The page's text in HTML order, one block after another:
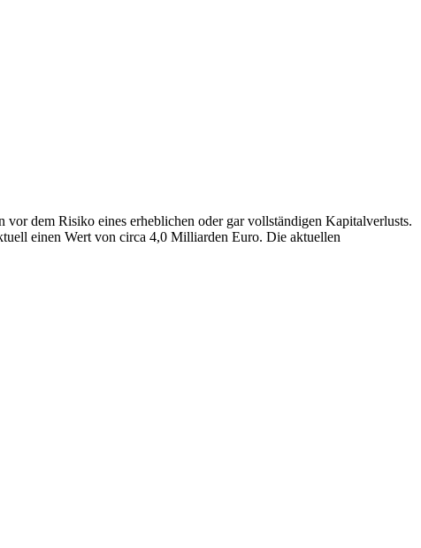
dem Risiko eines erheblichen oder gar vollständigen Kapitalverlusts.
einen Wert von circa 4,0 Milliarden Euro. Die aktuellen